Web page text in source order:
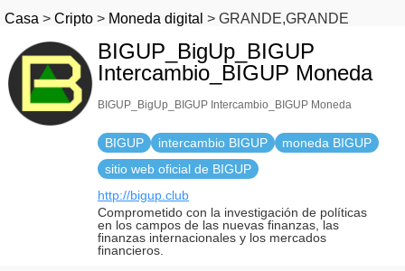
Casa > Cripto > Moneda digital > GRANDE,GRANDE
BIGUP_BigUp_BIGUP
Intercambio_BIGUP Moneda
BIGUP_BigUp_BIGUP Intercambio_BIGUP Moneda
BIGUP intercambio BIGUP
moneda BIGUP
sitio web oficial de BIGUP
http://bigup.club
Comprometido con la investigación de políticas
en los campos de las nuevas finanzas, las
finanzas internacionales y los mercados
financieros.